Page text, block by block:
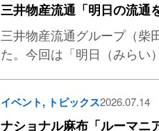
三井物産流通「明日の流通
三井物産流通グループ（
た。今回は「明日（みらい
イベント, トピックス2026.07.14
ナショナル麻布「ルーマニ